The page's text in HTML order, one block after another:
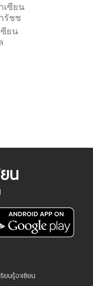
เซียน
รัชช
ซียน
ยนรู้อาเซียน